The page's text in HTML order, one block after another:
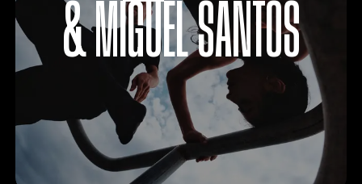
& MIGUEL SANTOS